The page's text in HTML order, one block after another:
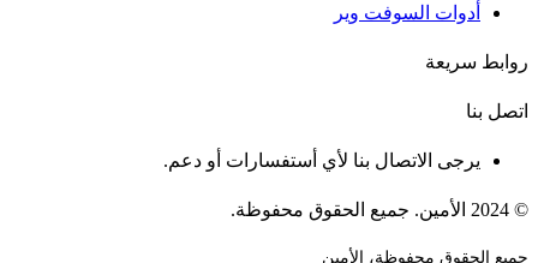
أدوات السوفت وير
روابط سريعة
اتصل بنا
يرجى الاتصال بنا لأي أستفسارات أو دعم.
© 2024 الأمين. جميع الحقوق محفوظة.
جميع الحقوق محفوظة، الأمين